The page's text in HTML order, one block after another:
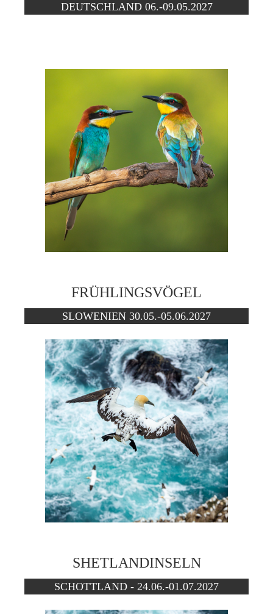
DEUTSCHLAND 06.-09.05.2027
FRÜHLINGSVÖGEL
SLOWENIEN 30.05.-05.06.2027
SHETLANDINSELN
SCHOTTLAND - 24.06.-01.07.2027